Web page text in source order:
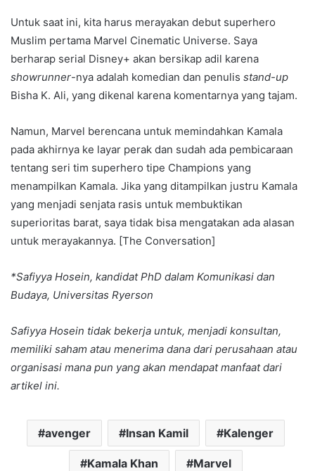
Untuk saat ini, kita harus merayakan debut superhero
Muslim pertama Marvel Cinematic Universe. Saya
berharap serial Disney+ akan bersikap adil karena
showrunner-nya adalah komedian dan penulis stand-up
Bisha K. Ali, yang dikenal karena komentarnya yang tajam.
Namun, Marvel berencana untuk memindahkan Kamala
pada akhirnya ke layar perak dan sudah ada pembicaraan
tentang seri tim superhero tipe Champions yang
menampilkan Kamala. Jika yang ditampilkan justru Kamala
yang menjadi senjata rasis untuk membuktikan
superioritas barat, saya tidak bisa mengatakan ada alasan
untuk merayakannya. [The Conversation]
*Safiyya Hosein, kandidat PhD dalam Komunikasi dan
Budaya, Universitas Ryerson
Safiyya Hosein tidak bekerja untuk, menjadi konsultan,
memiliki saham atau menerima dana dari perusahaan atau
organisasi mana pun yang akan mendapat manfaat dari
artikel ini.
avenger Insan Kamil Kalenger
Kamala Khan Marvel